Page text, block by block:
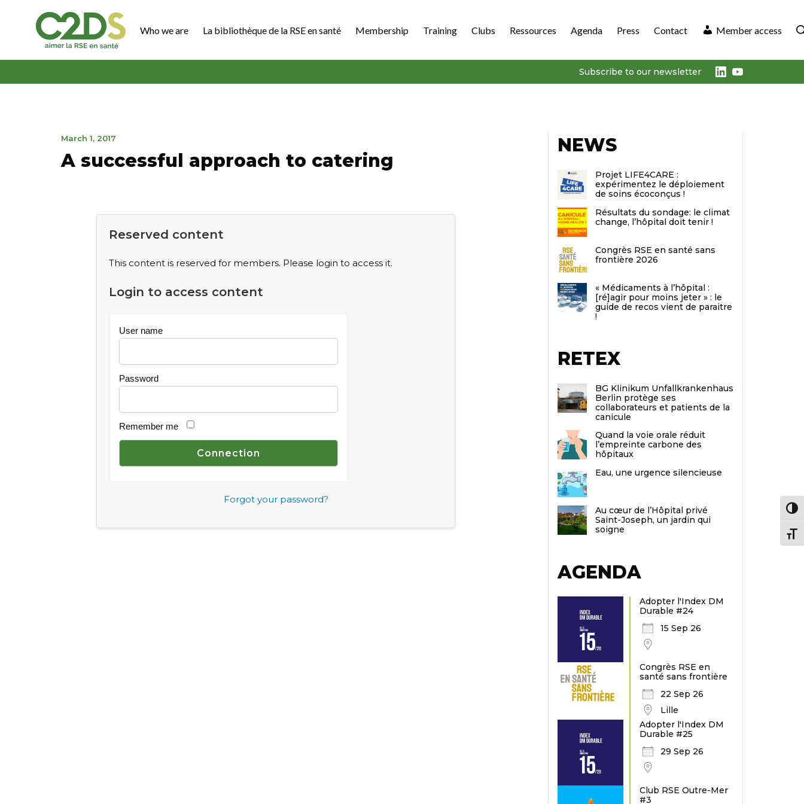
Who we are La bibliothèque de la RSE en santé Membership Training Clubs Ressources Agenda Press Contact Member access
Subscribe to our newsletter LinkedIn
Youtube
March 1, 2017
2020
A successful approach to catering
Reserved content
This content is reserved for members. Please login to access it.
Login to access content
User name
Password
Remember me
Forgot your password?
NEWS
Projet LIFE4CARE :
expérimentez le déploiement
de soins écoconçus !
Résultats du sondage: le climat
change, l’hôpital doit tenir !
Congrès RSE en santé sans
frontière 2026
« Médicaments à l’hôpital :
[ré]agir pour moins jeter » : le
guide de recos vient de paraitre
!
RETEX
BG Klinikum Unfallkrankenhaus
Berlin protège ses
collaborateurs et patients de la
canicule
Quand la voie orale réduit
l’empreinte carbone des
hôpitaux
Eau, une urgence silencieuse
Au cœur de l’Hôpital privé
Saint-Joseph, un jardin qui
soigne
AGENDA
Adopter l'Index DM
Durable #24
15 Sep 26
Congrès RSE en
santé sans frontière
22 Sep 26
Lille
Adopter l'Index DM
Durable #25
29 Sep 26
Club RSE Outre-Mer
#3